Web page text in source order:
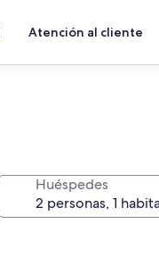
Atención al cliente
Huéspedes